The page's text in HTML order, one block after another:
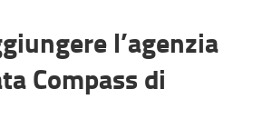
l’agenzia
Compass di